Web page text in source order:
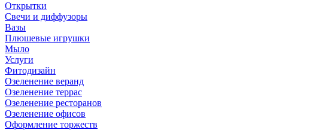
Открытки
Свечи и диффузоры
Вазы
Плюшевые игрушки
Мыло
Услуги
Фитодизайн
Озеленение веранд
Озеленение террас
Озеленение ресторанов
Озеленение офисов
Оформление торжеств